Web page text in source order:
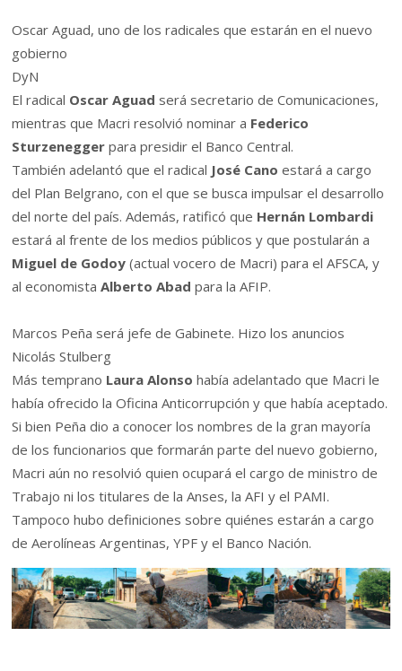
Oscar Aguad, uno de los radicales que estarán en el nuevo
gobierno
DyN
El radical Oscar Aguad será secretario de Comunicaciones,
mientras que Macri resolvió nominar a Federico
Sturzenegger para presidir el Banco Central.
También adelantó que el radical José Cano estará a cargo
del Plan Belgrano, con el que se busca impulsar el desarrollo
del norte del país. Además, ratificó que Hernán Lombardi
estará al frente de los medios públicos y que postularán a
Miguel de Godoy (actual vocero de Macri) para el AFSCA, y
al economistaAlberto Abad para la AFIP.
Marcos Peña será jefe de Gabinete. Hizo los anuncios
Nicolás Stulberg
Más temprano Laura Alonso había adelantado que Macri le
había ofrecido la Oficina Anticorrupción y que había aceptado.
Si bien Peña dio a conocer los nombres de la gran mayoría
de los funcionarios que formarán parte del nuevo gobierno,
Macri aún no resolvió quien ocupará el cargo de ministro de
Trabajo ni los titulares de la Anses, la AFI y el PAMI.
Tampoco hubo definiciones sobre quiénes estarán a cargo
de Aerolíneas Argentinas, YPF y el Banco Nación.